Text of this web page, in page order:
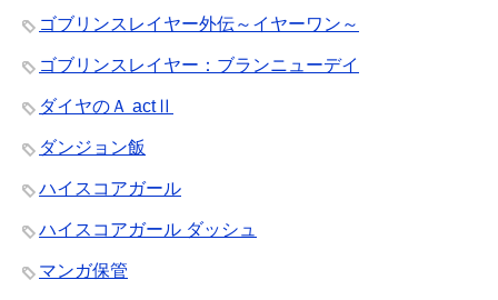
ゴブリンスレイヤー外伝～イヤーワン～
ゴブリンスレイヤー：ブランニューデイ
ダイヤのＡ actⅡ
ダンジョン飯
ハイスコアガール
ハイスコアガール ダッシュ
マンガ保管